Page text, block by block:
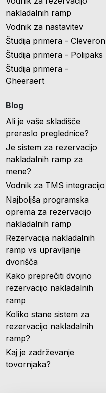
nakladalnih ramp
Vodnik za nastavitev
Študija primera - Cleveron
Študija primera - Polipaks
Študija primera -
Gheeraert
Blog
Ali je vaše skladišče
preraslo preglednice?
Je sistem za rezervacijo
nakladalnih ramp za
mene?
Vodnik za TMS integracijo
Najboljša programska
oprema za rezervacijo
nakladalnih ramp
Rezervacija nakladalnih
ramp vs upravljanje
dvorišča
Kako preprečiti dvojno
rezervacijo nakladalnih
ramp
Koliko stane sistem za
rezervacijo nakladalnih
ramp?
Kaj je zadrževanje
tovornjaka?